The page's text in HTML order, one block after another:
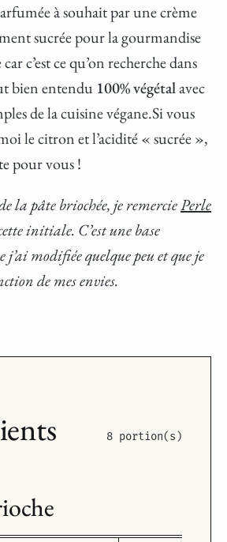
à souhait par une crème
sucrée pour la gourmandise
c’est ce qu’on recherche dans
bien entendu 100% végétalavec
de la cuisine végane.Si vous
le citron et l’acidité « sucrée »,
pour vous !
la pâte briochée, je remerciePerle
initiale. C’est une base
modifiée quelque peu et que je
de mes envies.
8 portion(s)